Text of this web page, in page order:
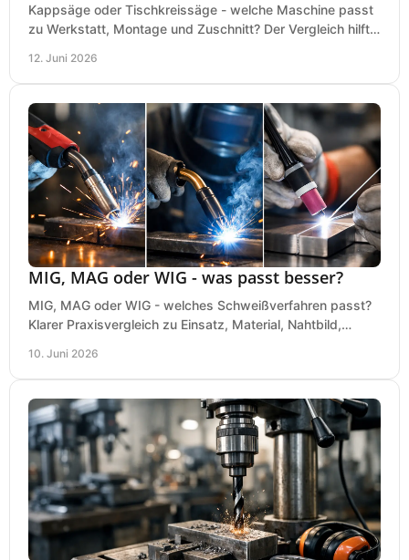
Kappsäge oder Tischkreissäge - welche Maschine passt
zu Werkstatt, Montage und Zuschnitt? Der Vergleich hilft
12. Juni 2026
MIG, MAG oder WIG - was passt besser?
MIG, MAG oder WIG - welches Schweißverfahren passt?
Klarer Praxisvergleich zu Einsatz, Material, Nahtbild,
10. Juni 2026